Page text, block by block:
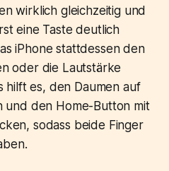
wirklich gleichzeitig und
eine Taste deutlich
iPhone stattdessen den
oder die Lautstärke
hilft es, den Daumen auf
und den Home-Button mit
sodass beide Finger